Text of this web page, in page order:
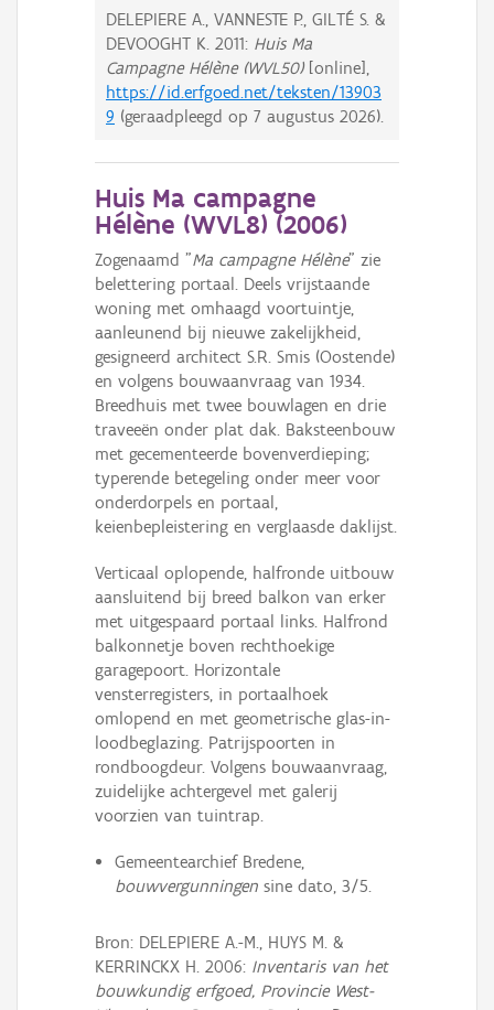
DELEPIERE A., VANNESTE P., GILTÉ S. &
DEVOOGHT K. 2011: Huis Ma
Campagne Hélène (WVL50)[online],
https://id.erfgoed.net/teksten/13903
9 (geraadpleegd op 7 augustus 2026).
Huis Ma campagne
Hélène (WVL8) (2006)
Zogenaamd "Ma campagne Hélène" zie
belettering portaal. Deels vrijstaande
woning met omhaagd voortuintje,
aanleunend bij nieuwe zakelijkheid,
gesigneerd architect S.R. Smis (Oostende)
en volgens bouwaanvraag van 1934.
Breedhuis met twee bouwlagen en drie
traveeën onder plat dak. Baksteenbouw
met gecementeerde bovenverdieping;
typerende betegeling onder meer voor
onderdorpels en portaal,
keienbepleistering en verglaasde daklijst.
Verticaal oplopende, halfronde uitbouw
aansluitend bij breed balkon van erker
met uitgespaard portaal links. Halfrond
balkonnetje boven rechthoekige
garagepoort. Horizontale
vensterregisters, in portaalhoek
omlopend en met geometrische glas-in-
loodbeglazing. Patrijspoorten in
rondboogdeur. Volgens bouwaanvraag,
zuidelijke achtergevel met galerij
voorzien van tuintrap.
Gemeentearchief Bredene,
bouwvergunningen sine dato, 3/5.
Bron: DELEPIERE A.-M., HUYS M. &
KERRINCKX H. 2006: Inventaris van het
bouwkundig erfgoed, Provincie West-